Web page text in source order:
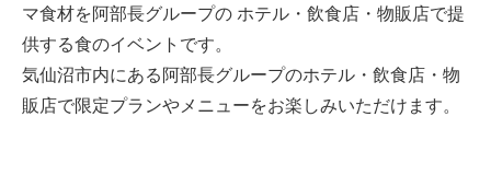
マ食材を阿部長グループの ホテル・飲食店・物販店で提
供する食のイベントです。
気仙沼市内にある阿部長グループのホテル・飲食店・物
販店で限定プランやメニューをお楽しみいただけます。